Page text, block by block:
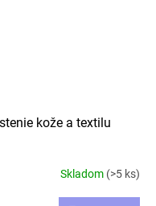
kože a textilu
Skladom (>5 ks)